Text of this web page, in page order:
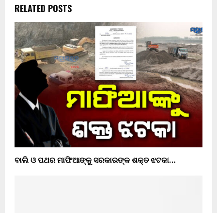
RELATED POSTS
ବାଲି ଓ ପଥର ମାଫିଆଙ୍କୁ ସରକାରଙ୍କ ଶକ୍ତ ଝଟକା…